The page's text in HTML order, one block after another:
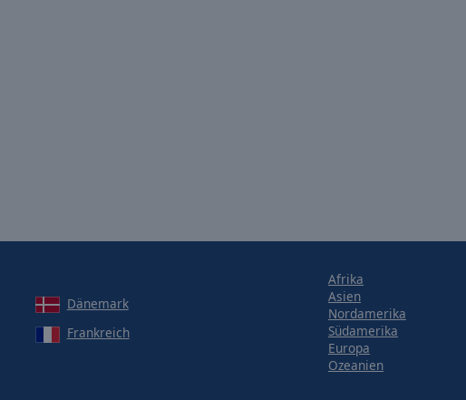
Dänemark
Frankreich
Afrika
Asien
Nordamerika
Südamerika
Europa
Ozeanien